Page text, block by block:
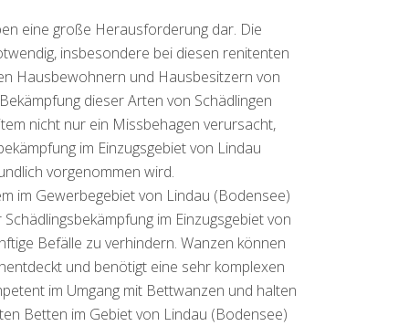
eine große Herausforderung dar. Die
insbesondere bei diesen renitenten
Hausbewohnern und Hausbesitzern von
dieser Arten von Schädlingen
nicht nur ein Missbehagen verursacht,
im Einzugsgebiet von Lindau
vorgenommen wird.
im Gewerbegebiet von Lindau (Bodensee)
im Einzugsgebiet von
Befälle zu verhindern. Wanzen können
und benötigt eine sehr komplexen
im Umgang mit Bettwanzen und halten
Betten im Gebiet von Lindau (Bodensee)